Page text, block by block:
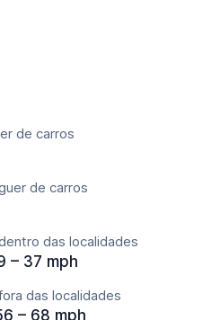
de carros
de carros
das localidades
– 37 mph
das localidades
– 68 mph